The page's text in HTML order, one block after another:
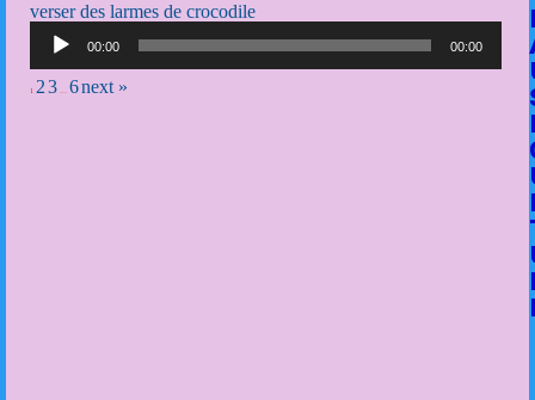
verser des larmes de crocodile
00:00 00:00
1 23 6next »